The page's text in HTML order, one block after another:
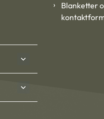
Blanketter